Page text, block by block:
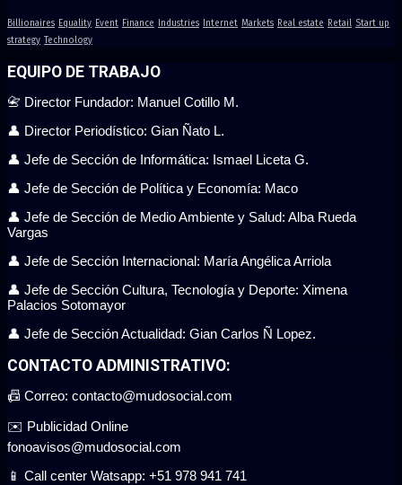
Billionaires Equality Event Finance Industries Internet Markets Real estate Retail Start up
strategy Technology
EQUIPO DE TRABAJO
📇 Director Fundador: Manuel Cotillo M.
👤 Director Periodístico: Gian Ñato L.
👤 Jefe de Sección de Informática: Ismael Liceta G.
👤 Jefe de Sección de Política y Economía: Maco
👤 Jefe de Sección de Medio Ambiente y Salud: Alba Rueda
Vargas
👤 Jefe de Sección Internacional: María Angélica Arriola
👤 Jefe de Sección Cultura, Tecnología y Deporte: Ximena
Palacios Sotomayor
👤 Jefe de Sección Actualidad: Gian Carlos Ñ Lopez.
CONTACTO ADMINISTRATIVO:
📠 Correo: contacto@mudosocial.com
✉️ Publicidad Online
fonoavisos@mudosocial.com
📱 Call center Watsapp: +51 978 941 741